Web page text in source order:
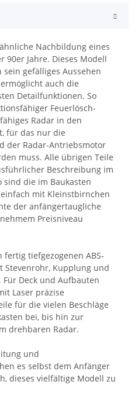
Nachbildung eines
90er Jahre. Dieses Modell
gefälliges Aussehen
auch die
Detailfunktionen. So
Feuerlösch-
Radar in den
für das nur die
der Radar-Antriebsmotor
muss. Alle übrigen Teile
Beschreibung im
sind die im Baukasten
mit Kleinstbirnchen
der anfängertaugliche
Preisniveau
tiefgezogenen ABS-
Stevenrohr, Kupplung und
Deck und Aufbauten
Laser präzise
für die vielen Beschläge
bei, bis hin zur
drehbaren Radar.
und
es selbst dem Anfänger
dieses vielfältige Modell zu